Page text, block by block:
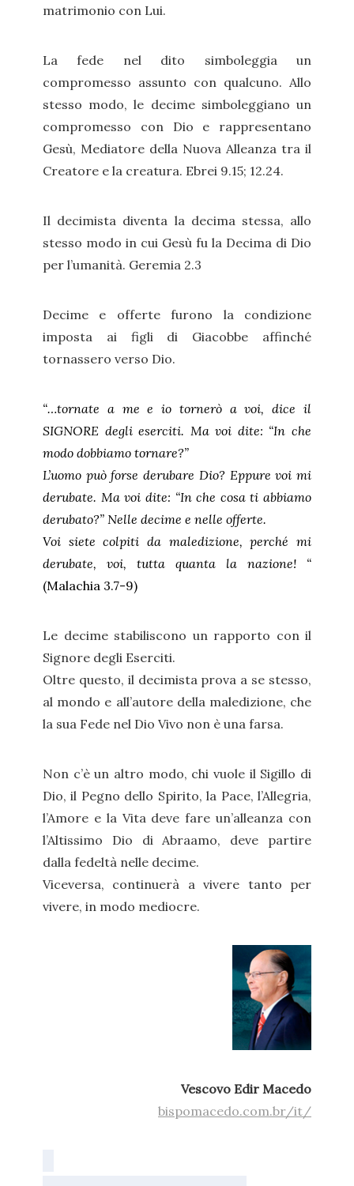
matrimonio con Lui.
La fede nel dito simboleggia un
compromesso assunto con qualcuno. Allo
stesso modo, le decime simboleggiano un
compromesso con Dio e rappresentano
Gesù, Mediatore della Nuova Alleanza tra il
Creatore e la creatura. Ebrei 9.15; 12.24.
Il decimista diventa la decima stessa, allo
stesso modo in cui Gesù fu la Decima di Dio
per l’umanità. Geremia 2.3
Decime e offerte furono la condizione
imposta ai figli di Giacobbe affinché
tornassero verso Dio.
“…tornate a me e io tornerò a voi, dice il
SIGNORE degli eserciti. Ma voi dite: “In che
modo dobbiamo tornare?”
L’uomo può forse derubare Dio? Eppure voi mi
derubate. Ma voi dite: “In che cosa ti abbiamo
derubato?” Nelle decime e nelle offerte.
Voi siete colpiti da maledizione, perché mi
derubate, voi, tutta quanta la nazione! “
(Malachia 3.7-9)
Le decime stabiliscono un rapporto con il
Signore degli Eserciti.
Oltre questo, il decimista prova a se stesso,
al mondo e all’autore della maledizione, che
la sua Fede nel Dio Vivo non è una farsa.
Non c’è un altro modo, chi vuole il Sigillo di
Dio, il Pegno dello Spirito, la Pace, l’Allegria,
l’Amore e la Vita deve fare un’alleanza con
l’Altissimo Dio di Abraamo, deve partire
dalla fedeltà nelle decime.
Viceversa, continuerà a vivere tanto per
vivere, in modo mediocre.
Vescovo Edir Macedo
bispomacedo.com.br/it/